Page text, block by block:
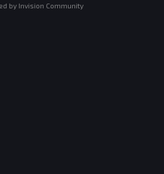
by Invision Community